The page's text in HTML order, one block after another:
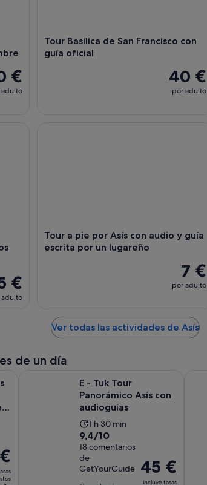
€
Tour Basílica de San Francisco con
guía oficial
40 €
por adulto
€
Tour a pie por Asís con audio y guía
escrita por un lugareño
7 €
por adulto
Ver todas las actividades de Asís
de un día
E - Tuk Tour
Panorámico Asís con
audioguías
La
duración
de
la
actividad
1 h 30 min
9.4
sobre
10
con
9,4/10
18 comentarios
de
GetYourGuide
El
precio
45 €
incluye tasas